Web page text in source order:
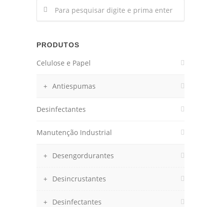
PRODUTOS
Celulose e Papel
Antiespumas
Desinfectantes
Manutenção Industrial
Desengordurantes
Desincrustantes
Desinfectantes